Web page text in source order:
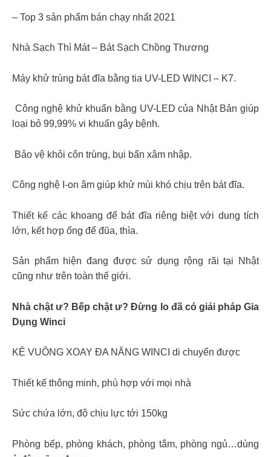
– Top 3 sản phẩm bán chạy nhất 2021
Nhà Sạch Thì Mát – Bát Sạch Chồng Thương
Máy khử trùng bát đĩa bằng tia UV-LED WINCI – K7.
️ Công nghệ khử khuẩn bằng UV-LED của Nhật Bản giúp
loại bỏ 99,99% vi khuẩn gây bệnh.
️ Bảo vệ khỏi côn trùng, bụi bẩn xâm nhập.
Công nghệ I-on âm giúp khử mùi khó chịu trên bát đĩa.
Thiết kế các khoang để bát đĩa riêng biệt với dung tích
lớn, kết hợp ống để đũa, thìa.
Sản phẩm hiện đang được sử dụng rộng rãi tại Nhật
cũng như trên toàn thế giới.
Nhà chật ư? Bếp chật ư? Đừng lo đã có giải pháp Gia
Dụng Winci
KỆ VUÔNG XOAY ĐA NĂNG WINCI di chuyển được
️Thiết kế thông minh, phù hợp với mọi nhà
️Sức chứa lớn, độ chịu lực tới 150kg
️Phòng bếp, phòng khách, phòng tắm, phòng ngủ…dùng